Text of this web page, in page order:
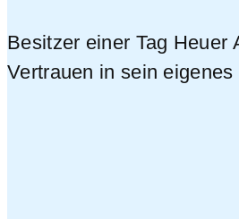
Besitzer einer Tag
Vertrauen in sein